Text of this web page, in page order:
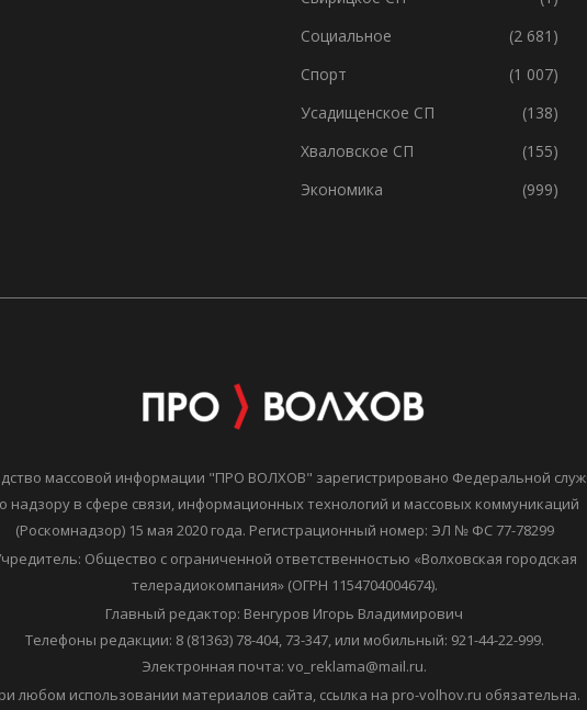
Социальное
(2 681)
Спорт
(1 007)
Усадищенское СП
(138)
Хваловское СП
(155)
Экономика
(999)
массовой информации "ПРО ВОЛХОВ" зарегистрировано Федеральной
надзору в сфере связи, информационных технологий и массовых коммуникаций
(Роскомнадзор) 15 мая 2020 года. Регистрационный номер: ЭЛ № ФС 77-78299
Общество с ограниченной ответственностью «Волховская городская
телерадиокомпания» (ОГРН 1154704004674).
Главный редактор: Венгуров Игорь Владимирович
Телефоны редакции: 8 (81363) 78-404, 73-347, или мобильный: 921-44-22-999.
Электронная почта: vo_reklama@mail.ru.
любом использовании материалов сайта, ссылка на pro-volhov.ru обязательна.